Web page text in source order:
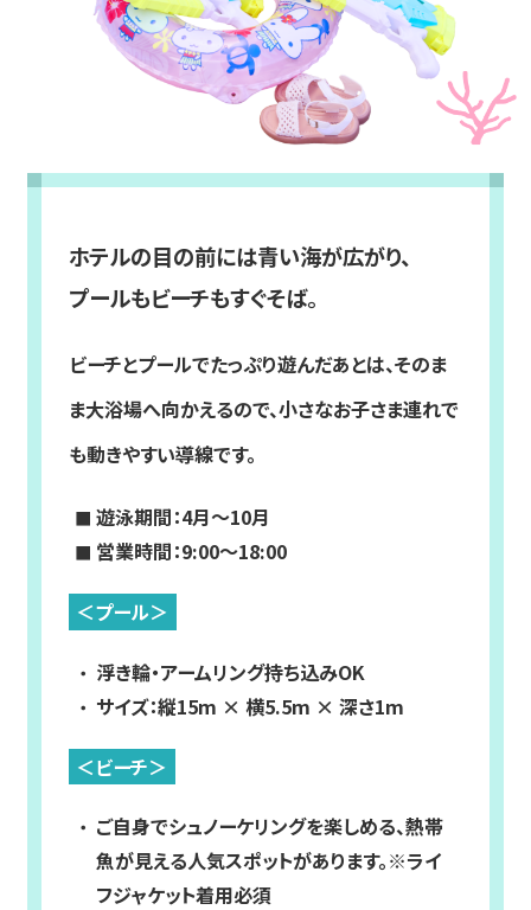
ホテルの目の前には青い海が広がり、
プールもビーチもすぐそば。
ビーチとプールでたっぷり遊んだあとは、そのま
ま大浴場へ向かえるので、小さなお子さま連れで
も動きやすい導線です。
遊泳期間：4月～10月
営業時間：9:00～18:00
＜プール＞
浮き輪・アームリング持ち込みOK
サイズ：縦15m × 横5.5m × 深さ1m
＜ビーチ＞
ご自身でシュノーケリングを楽しめる、熱帯
魚が見える人気スポットがあります。※ライ
フジャケット着用必須